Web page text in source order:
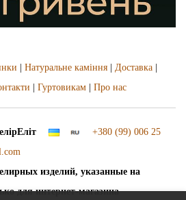
| Натуральне каміння | Доставка |
| Гуртовикам | Про нас
+380 (99) 006 25
изделий, указанные на
для интернет-магазина